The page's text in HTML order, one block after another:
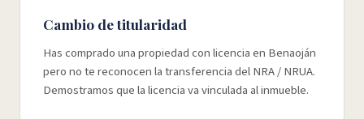
Cambio de titularidad
Has comprado una propiedad con licencia en Benaoján
pero no te reconocen la transferencia del NRA / NRUA.
Demostramos que la licencia va vinculada al inmueble.